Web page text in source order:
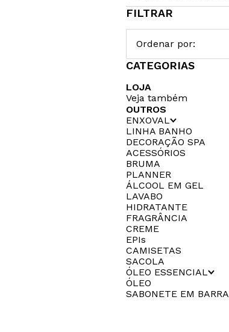
FILTRAR
Ordenar por:
CATEGORIAS
LOJA
Veja também
OUTROS
ENXOVAL
LINHA BANHO
DECORAÇÃO SPA
ACESSÓRIOS
BRUMA
PLANNER
ÁLCOOL EM GEL
LAVABO
HIDRATANTE
FRAGRÂNCIA
CREME
EPIs
CAMISETAS
SACOLA
ÓLEO ESSENCIAL
ÓLEO
SABONETE EM BARRA